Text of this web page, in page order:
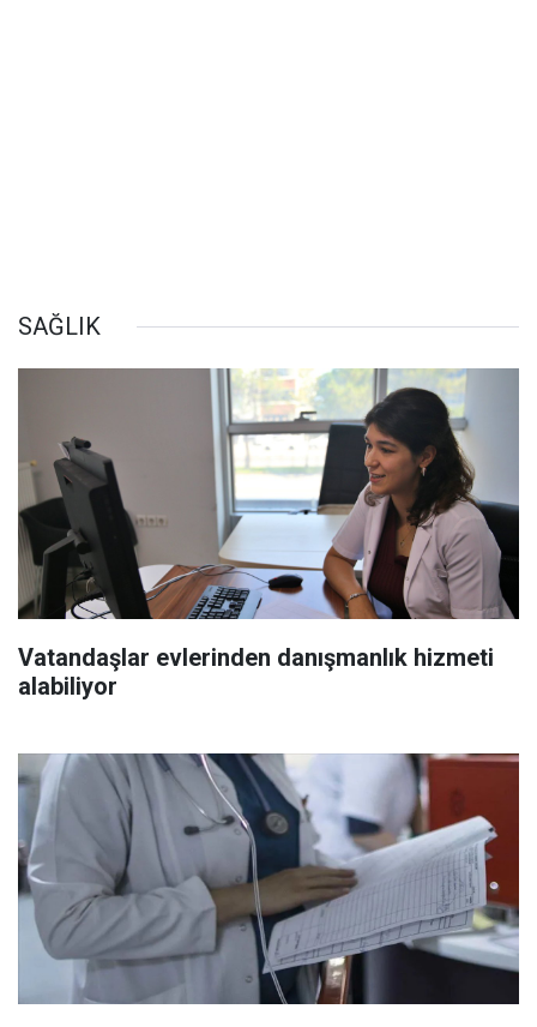
SAĞLIK
Vatandaşlar evlerinden danışmanlık hizmeti
alabiliyor